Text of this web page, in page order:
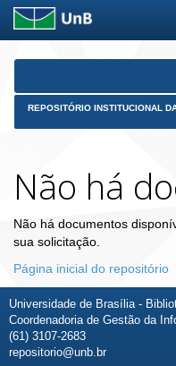
Skip
REPOSITÓRIO INSTITUCIONAL
Não há
Não há documentos
sua solicitação.
Página inicial do repositório
Universidade de Brasília -
Coordenadoria de Gestão da
(61) 3107-2683
repositorio@unb.br